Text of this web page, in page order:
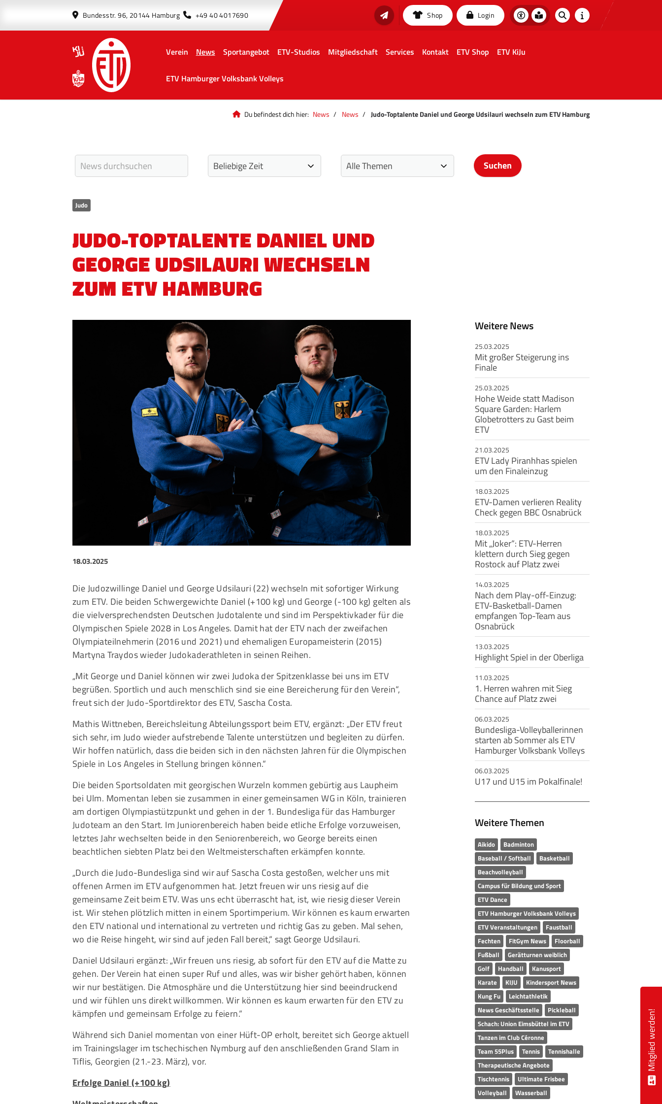
Bundesstr. 96, 20144 Hamburg +49 40 4017690 Shop Login
Verein News Sportangebot ETV-Studios Mitgliedschaft Services Kontakt ETV Shop ETV KiJu
ETV Hamburger Volksbank Volleys
Du befindest dich hier: News News Judo-Toptalente Daniel und George Udsilauri wechseln zum ETV Hamburg
Judo
JUDO-TOPTALENTE DANIEL UND
GEORGE UDSILAURI WECHSELN
ZUM ETV HAMBURG
18.03.2025
Die Judozwillinge Daniel und George Udsilauri (22) wechseln mit sofortiger Wirkung
zum ETV. Die beiden Schwergewichte Daniel (+100 kg) und George (-100 kg) gelten als
die vielversprechendsten Deutschen Judotalente und sind im Perspektivkader für die
Olympischen Spiele 2028 in Los Angeles. Damit hat der ETV nach der zweifachen
Olympiateilnehmerin (2016 und 2021) und ehemaligen Europameisterin (2015)
Martyna Traydos wieder Judokaderathleten in seinen Reihen.
„Mit George und Daniel können wir zwei Judoka der Spitzenklasse bei uns im ETV
begrüßen. Sportlich und auch menschlich sind sie eine Bereicherung für den Verein“,
freut sich der Judo-Sportdirektor des ETV, Sascha Costa.
Mathis Wittneben, Bereichsleitung Abteilungssport beim ETV, ergänzt: „Der ETV freut
sich sehr, im Judo wieder aufstrebende Talente unterstützen und begleiten zu dürfen.
Wir hoffen natürlich, dass die beiden sich in den nächsten Jahren für die Olympischen
Spiele in Los Angeles in Stellung bringen können.“
Die beiden Sportsoldaten mit georgischen Wurzeln kommen gebürtig aus Laupheim
bei Ulm. Momentan leben sie zusammen in einer gemeinsamen WG in Köln, trainieren
am dortigen Olympiastützpunkt und gehen in der 1. Bundesliga für das Hamburger
Judoteam an den Start. Im Juniorenbereich haben beide etliche Erfolge vorzuweisen,
letztes Jahr wechselten beide in den Seniorenbereich, wo George bereits einen
beachtlichen siebten Platz bei den Weltmeisterschaften erkämpfen konnte.
„Durch die Judo-Bundesliga sind wir auf Sascha Costa gestoßen, welcher uns mit
offenen Armen im ETV aufgenommen hat. Jetzt freuen wir uns riesig auf die
gemeinsame Zeit beim ETV. Was uns echt überrascht hat, ist, wie riesig dieser Verein
ist. Wir stehen plötzlich mitten in einem Sportimperium. Wir können es kaum erwarten
den ETV national und international zu vertreten und richtig Gas zu geben. Mal sehen,
wo die Reise hingeht, wir sind auf jeden Fall bereit,“ sagt George Udsilauri.
Daniel Udsilauri ergänzt: „Wir freuen uns riesig, ab sofort für den ETV auf die Matte zu
gehen. Der Verein hat einen super Ruf und alles, was wir bisher gehört haben, können
wir nur bestätigen. Die Atmosphäre und die Unterstützung hier sind beeindruckend
und wir fühlen uns direkt willkommen. Wir können es kaum erwarten für den ETV zu
kämpfen und gemeinsam Erfolge zu feiern.“
Während sich Daniel momentan von einer Hüft-OP erholt, bereitet sich George aktuell
im Trainingslager im tschechischen Nymburg auf den anschließenden Grand Slam in
Tiflis, Georgien (21.-23. März), vor.
Erfolge Daniel (+100 kg)
Weitere News
25.03.2025
Mit großer Steigerung ins
Finale
25.03.2025
Hohe Weide statt Madison
Square Garden: Harlem
Globetrotters zu Gast beim
ETV
21.03.2025
ETV Lady Piranhhas spielen
um den Finaleinzug
18.03.2025
ETV-Damen verlieren Reality
Check gegen BBC Osnabrück
18.03.2025
Mit „Joker“: ETV-Herren
klettern durch Sieg gegen
Rostock auf Platz zwei
14.03.2025
Nach dem Play-off-Einzug:
ETV-Basketball-Damen
empfangen Top-Team aus
Osnabrück
13.03.2025
Highlight Spiel in der Oberliga
11.03.2025
1. Herren wahren mit Sieg
Chance auf Platz zwei
06.03.2025
Bundesliga-Volleyballerinnen
starten ab Sommer als ETV
Hamburger Volksbank Volleys
06.03.2025
U17 und U15 im Pokalfinale!
Weitere Themen
Aikido
Badminton
Baseball / Softball
Basketball
Beachvolleyball
Campus für Bildung und Sport
ETV Dance
ETV Hamburger Volksbank Volleys
ETV Veranstaltungen
Faustball
Fechten
FitGym News
Floorball
Fußball
Gerätturnen weiblich
Golf
Handball
Kanusport
Karate
KIJU
Kindersport News
Kung Fu
Leichtathletik
News Geschäftsstelle
Pickleball
Schach: Union Eimsbüttel im ETV
Tanzen im Club Céronne
Team 55Plus
Tennis
Tennishalle
Therapeutische Angebote
Tischtennis
Ultimate Frisbee
Volleyball
Wasserball
Mitglied werden!
QUICKLINKS
Sportangebote finden
Unser Sportangebot
Ausfälle und Vertretungen
Deutsches Sportabzeichen
Mitglieder-Service
Alles zur Mitgliedschaft
Downloads
Termine
Fragen & Antworten
Geschäftsstelle
Eimsbütteler Turnverband e. V.
Bundesstr. 96
20144 Hamburg
+49 40 4017690
info@etv-hamburg.de